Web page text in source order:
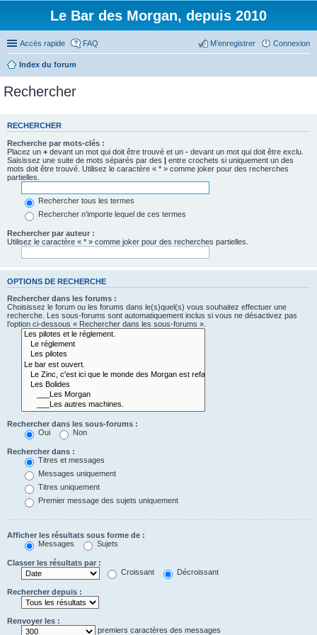
Le Bar des Morgan, depuis 2010
Accès rapide FAQ Connexion
M’enregistrer
Index du forum
Rechercher
RECHERCHER
Recherche par mots-clés :
Placez un + devant un mot qui doit être trouvé et un - devant un mot qui doit être exclu.
Saisissez une suite de mots séparés par des | entre crochets si uniquement un des
mots doit être trouvé. Utilisez le caractère « * » comme joker pour des recherches
partielles.
Rechercher tous les termes
Rechercher n’importe lequel de ces termes
Rechercher par auteur :
Utilisez le caractère « * » comme joker pour des recherches partielles.
OPTIONS DE RECHERCHE
Rechercher dans les forums :
Choisissez le forum ou les forums dans le(s)quel(s) vous souhaitez effectuer une
recherche. Les sous-forums sont automatiquement inclus si vous ne désactivez pas
l’option ci-dessous « Rechercher dans les sous-forums ».
Rechercher dans les sous-forums :
Oui
Non
Rechercher dans :
Titres et messages
Messages uniquement
Titres uniquement
Premier message des sujets uniquement
Afficher les résultats sous forme de :
Messages
Sujets
Classer les résultats par :
Croissant
Décroissant
Rechercher depuis :
Renvoyer les :
premiers caractères des messages